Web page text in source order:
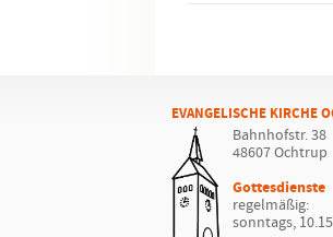
EVANGELISCHE KIRCHE
Bahnhofstr. 38
48607 Ochtrup
Gottesdienste
regelmäßig:
sonntags,